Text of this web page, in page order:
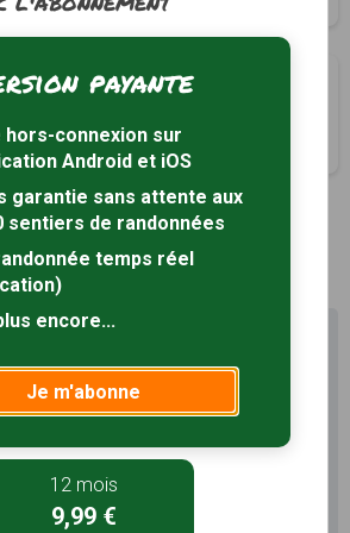
de Lavauguyon
Tracé GPS
France avec rando
permet de profiter de tout le
Sentiers en France :
Favoris illimités
payante
hors-connexion sur
Android et iOS
garantie sans attente aux
sentiers de randonnées
temps réel
encore...
Je m'abonne
12 mois
9,99 €